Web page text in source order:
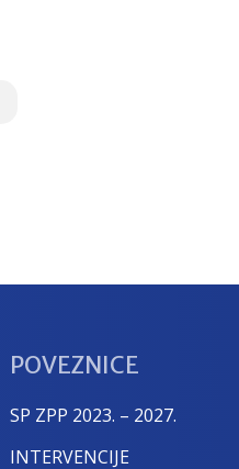
POVEZNICE
SP ZPP 2023. – 2027.
INTERVENCIJE